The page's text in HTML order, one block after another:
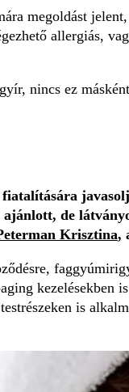
megoldást
allergiás,
nincs ez
de
Krisztina,
kezelésekben
is